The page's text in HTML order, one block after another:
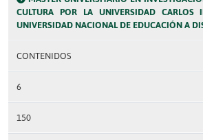
CULTURA POR LA UNIVERSIDAD
UNIVERSIDAD NACIONAL DE EDUCACIÓN A
CONTENIDOS
6
150